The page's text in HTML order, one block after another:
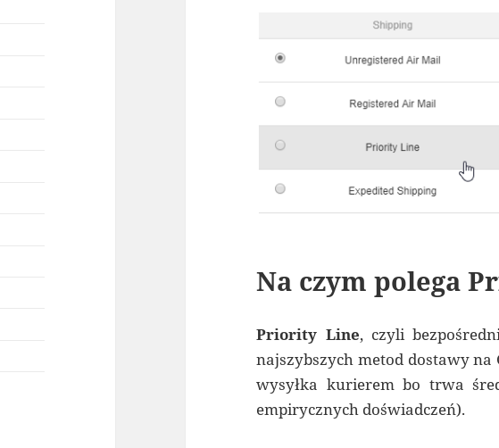
Na czym polega
Priority Line, czyli
najszybszych metod dostawy na
wysyłka kurierem bo trwa
empirycznych doświadczeń).